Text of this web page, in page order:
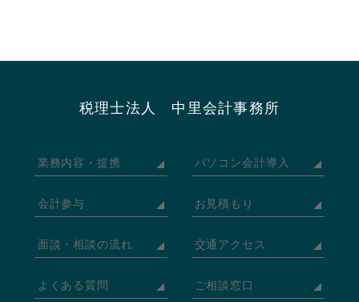
税理士法人 中里会計事務所
業務内容・提携 パソコン会計導入
会計参与 お見積もり
面談・相談の流れ 交通アクセス
よくある質問 ご相談窓口